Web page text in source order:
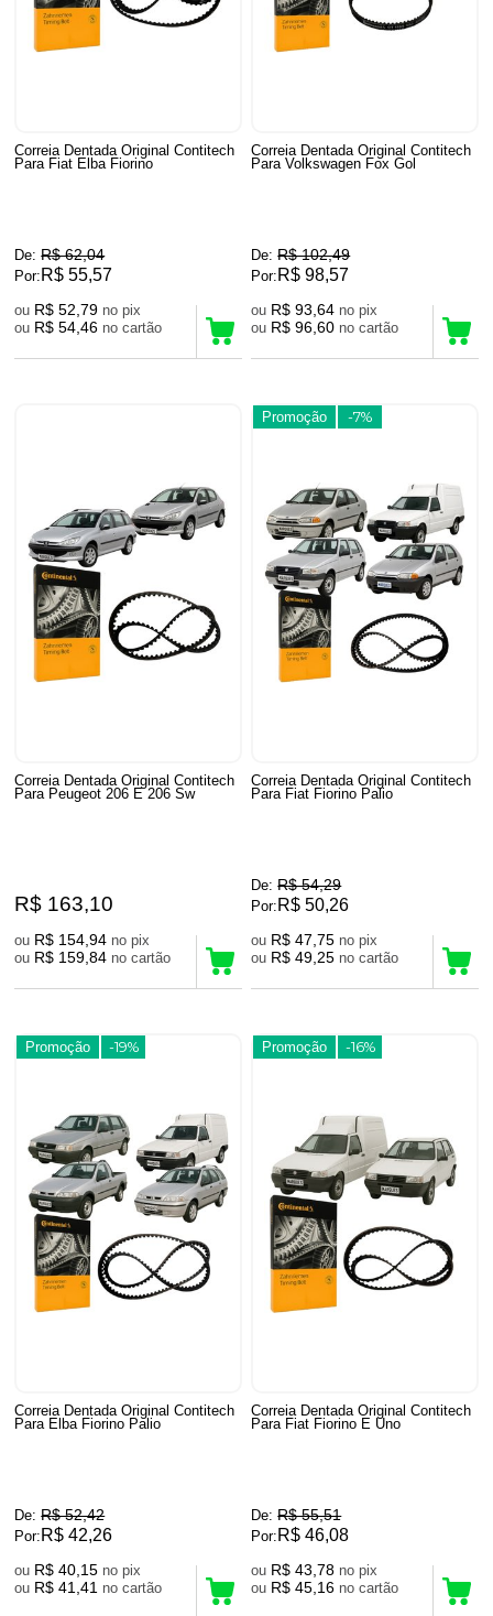
Correia Dentada Original Contitech
Para Fiat Elba Fiorino
De: R$ 62,04
Por: R$ 55,57
ou R$ 52,79
no pix
ou R$ 54,46 no cartão
Correia Dentada Original Contitech
Para Volkswagen Fox Gol
De: R$ 102,49
Por: R$ 98,57
ou R$ 93,64
no pix
ou R$ 96,60 no cartão
Correia Dentada Original Contitech
Para Peugeot 206 E 206 Sw
R$ 163,10
ou R$ 154,94
no pix
ou R$ 159,84 no cartão
Promoção -7%
Correia Dentada Original Contitech
Para Fiat Fiorino Palio
De: R$ 54,29
Por: R$ 50,26
ou R$ 47,75
no pix
ou R$ 49,25 no cartão
Promoção -19%
Correia Dentada Original Contitech
Para Elba Fiorino Palio
De: R$ 52,42
Por: R$ 42,26
ou R$ 40,15
no pix
ou R$ 41,41 no cartão
Promoção -16%
Correia Dentada Original Contitech
Para Fiat Fiorino E Uno
De: R$ 55,51
Por: R$ 46,08
ou R$ 43,78
no pix
ou R$ 45,16 no cartão